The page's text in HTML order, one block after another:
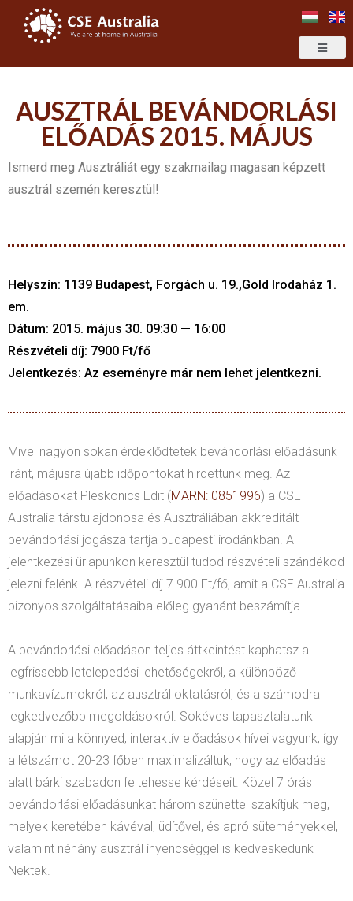
AUSZTRÁL BEVÁNDORLÁSI
ELŐADÁS 2015. MÁJUS
Ismerd meg Ausztráliát egy szakmailag magasan képzett
ausztrál szemén keresztül!
Helyszín: 1139 Budapest, Forgách u. 19.,Gold Irodaház 1.
em.
Dátum: 2015. május 30. 09:30 — 16:00
Részvételi díj: 7900 Ft/fő
Jelentkezés: Az eseményre már nem lehet jelentkezni.
Mivel nagyon sokan érdeklődtetek bevándorlási előadásunk
iránt, májusra újabb időpontokat hirdettünk meg. Az
előadásokat Pleskonics Edit (MARN: 0851996) a CSE
Australia társtulajdonosa és Ausztráliában akkreditált
bevándorlási jogásza tartja budapesti irodánkban. A
jelentkezési ürlapunkon keresztül tudod részvételi szándékod
jelezni felénk. A részvételi díj 7.900 Ft/fő, amit a CSE Australia
bizonyos szolgáltatásaiba előleg gyanánt beszámítja.
A bevándorlási előadáson teljes áttkeintést kaphatsz a
legfrissebb letelepedési lehetőségekről, a különböző
munkavízumokról, az ausztrál oktatásról, és a számodra
legkedvezőbb megoldásokról. Sokéves tapasztalatunk
alapján mi a könnyed, interaktív előadások hívei vagyunk, így
a létszámot 20-23 főben maximalizáltuk, hogy az előadás
alatt bárki szabadon feltehesse kérdéseit. Közel 7 órás
bevándorlási előadásunkat három szünettel szakítjuk meg,
melyek keretében kávéval, üdítővel, és apró süteményekkel,
valamint néhány ausztrál ínyencséggel is kedveskedünk
Nektek.